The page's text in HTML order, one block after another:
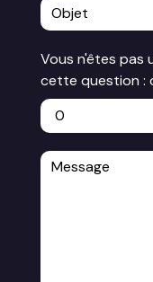
Vous n'êtes pas
cette question :